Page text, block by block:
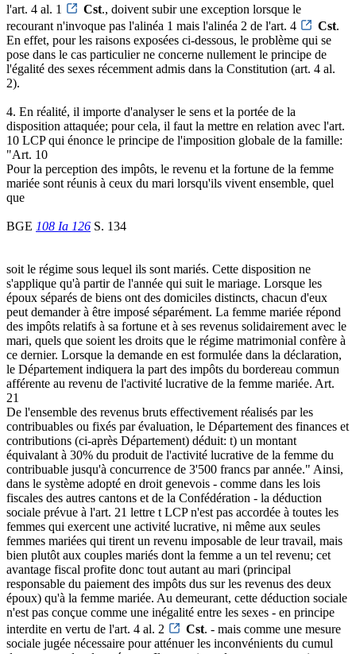
l'art. 4 al. 1
Cst., doivent subir une exception lorsque le
recourant n'invoque pas l'alinéa 1 mais l'alinéa 2 de l'art. 4
Cst.
En effet, pour les raisons exposées ci-dessous, le problème qui se
pose dans le cas particulier ne concerne nullement le principe de
l'égalité des sexes récemment admis dans la Constitution (art. 4 al.
2).
4. En réalité, il importe d'analyser le sens et la portée de la
disposition attaquée; pour cela, il faut la mettre en relation avec l'art.
10 LCP qui énonce le principe de l'imposition globale de la famille:
"Art. 10
Pour la perception des impôts, le revenu et la fortune de la femme
mariée sont réunis à ceux du mari lorsqu'ils vivent ensemble, quel
que
BGE 108 Ia 126 S. 134
soit le régime sous lequel ils sont mariés. Cette disposition ne
s'applique qu'à partir de l'année qui suit le mariage. Lorsque les
époux séparés de biens ont des domiciles distincts, chacun d'eux
peut demander à être imposé séparément. La femme mariée répond
des impôts relatifs à sa fortune et à ses revenus solidairement avec le
mari, quels que soient les droits que le régime matrimonial confère à
ce dernier. Lorsque la demande en est formulée dans la déclaration,
le Département indiquera la part des impôts du bordereau commun
afférente au revenu de l'activité lucrative de la femme mariée. Art.
21
De l'ensemble des revenus bruts effectivement réalisés par les
contribuables ou fixés par évaluation, le Département des finances et
contributions (ci-après Département) déduit: t) un montant
équivalant à 30% du produit de l'activité lucrative de la femme du
contribuable jusqu'à concurrence de 3'500 francs par année." Ainsi,
dans le système adopté en droit genevois - comme dans les lois
fiscales des autres cantons et de la Confédération - la déduction
sociale prévue à l'art. 21 lettre t LCP n'est pas accordée à toutes les
femmes qui exercent une activité lucrative, ni même aux seules
femmes mariées qui tirent un revenu imposable de leur travail, mais
bien plutôt aux couples mariés dont la femme a un tel revenu; cet
avantage fiscal profite donc tout autant au mari (principal
responsable du paiement des impôts dus sur les revenus des deux
époux) qu'à la femme mariée. Au demeurant, cette déduction sociale
n'est pas conçue comme une inégalité entre les sexes - en principe
interdite en vertu de l'art. 4 al. 2
Cst. - mais comme une mesure
sociale jugée nécessaire pour atténuer les inconvénients du cumul